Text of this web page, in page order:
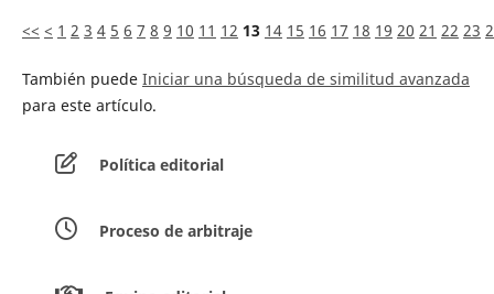
<< < 1 2 3 4 5 6 7 8 9 10 11 12 13 14 15 16 17 18 19 20 21 22 23
También puede Iniciar una búsqueda de similitud avanzada
para este artículo.
Política editorial
Proceso de arbitraje